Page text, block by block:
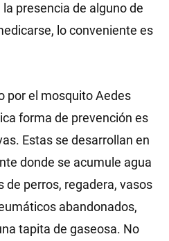
presencia de alguno de
lo conveniente es
por el mosquito Aedes
forma de prevención es
Estas se desarrollan en
donde se acumule agua
de perros, regadera, vasos
abandonados,
tapita de gaseosa. No